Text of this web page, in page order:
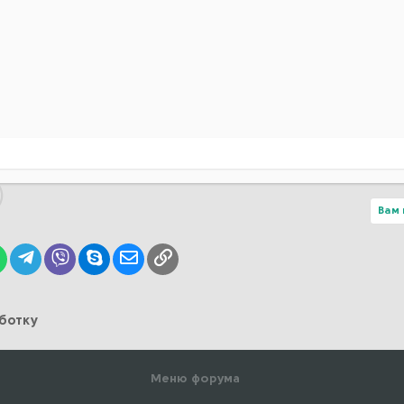
Вам
WhatsAppTelegram
ViberSkypeЭлектронная почта
Ссылка
Меню форума